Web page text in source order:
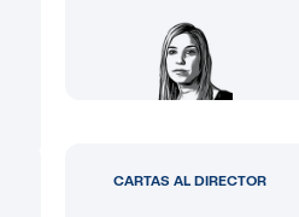
CARTAS AL DIRECTOR